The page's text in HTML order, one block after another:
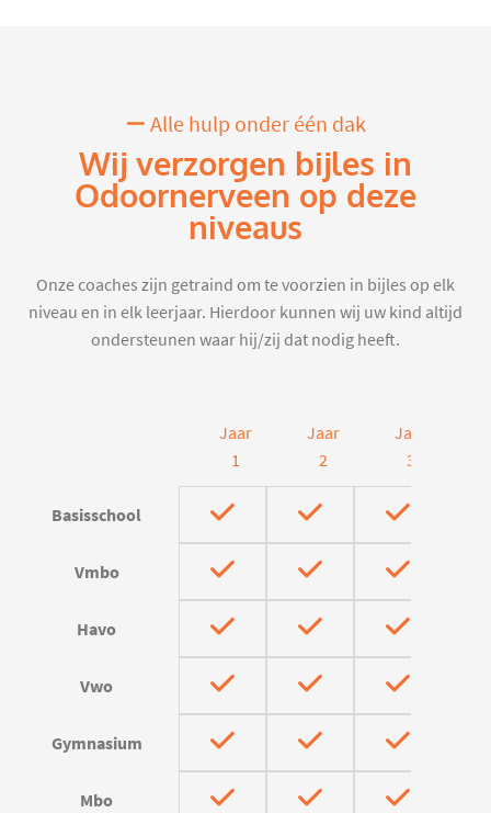
Alle hulp onder één dak
Wij verzorgen bijles in
Odoornerveen op deze
niveaus
Onze coaches zijn getraind om te voorzien in bijles op elk
niveau en in elk leerjaar. Hierdoor kunnen wij uw kind altijd
ondersteunen waar hij/zij dat nodig heeft.
Jaar
1
Jaar
2
Jaar
3
Basisschool
Vmbo
Havo
Vwo
Gymnasium
Mbo